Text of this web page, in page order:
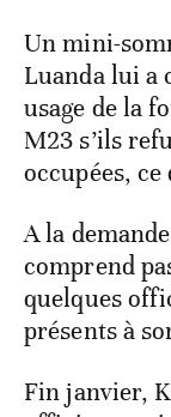
Un mini-
Luanda lui a
usage de la
M23 s’ils
occupées, ce
A la
comprend
quelques
présents à
Fin janvier,